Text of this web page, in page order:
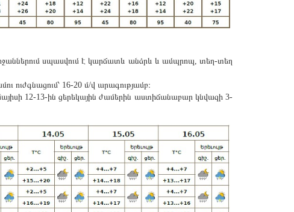
սպասվում է կարճատև անձրև և ամպրոպ, տեղ-տեղ
16-20 մ/վ արագությամբ։
12-13-ին ցերեկային ժամերին աստիճանաբար կնվազի 3-